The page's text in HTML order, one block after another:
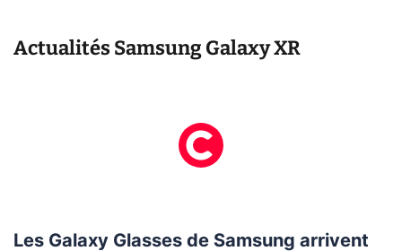
Actualités Samsung Galaxy XR
Les Galaxy Glasses de Samsung arrivent